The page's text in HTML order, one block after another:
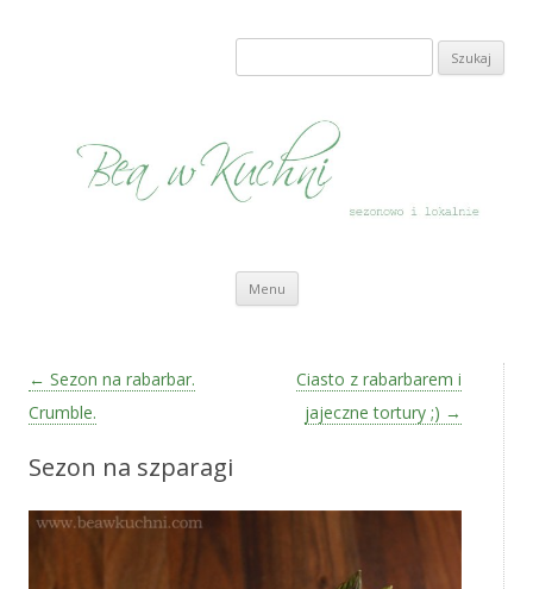
Szukaj:
Menu Przeskocz do treści
Zobacz wpisy
← Sezon na rabarbar.
Crumble.
Ciasto z rabarbarem i
jajeczne tortury ;) →
Sezon na szparagi